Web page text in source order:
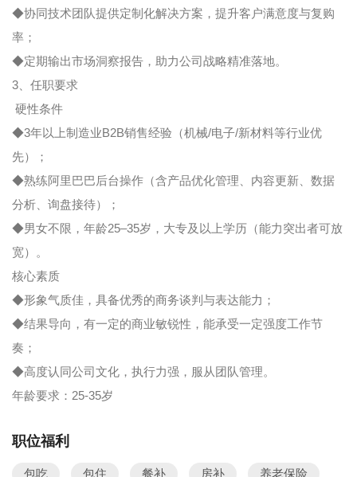
◆协同技术团队提供定制化解决方案，提升客户满意度与复购
率；
◆定期输出市场洞察报告，助力公司战略精准落地。
3、任职要求
硬性条件
◆3年以上制造业B2B销售经验（机械/电子/新材料等行业优
先）；
◆熟练阿里巴巴后台操作（含产品优化管理、内容更新、数据
分析、询盘接待）；
◆男女不限，年龄25–35岁，大专及以上学历（能力突出者可放
宽）。
核心素质
◆形象气质佳，具备优秀的商务谈判与表达能力；
◆结果导向，有一定的商业敏锐性，能承受一定强度工作节
奏；
◆高度认同公司文化，执行力强，服从团队管理。
年龄要求：25-35岁
职位福利
包吃 包住 餐补 房补 养老保险